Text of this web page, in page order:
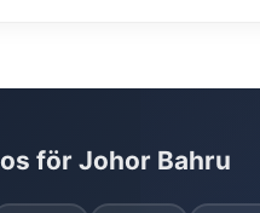
för Johor Bahru